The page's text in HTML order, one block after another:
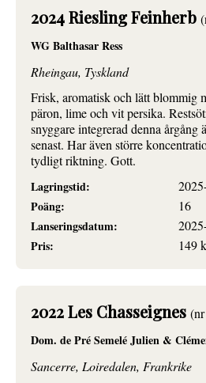
2024 Riesling Feinherb
WG Balthasar Ress
Rheingau, Tyskland
Frisk, aromatisk och lätt blommig
päron, lime och vit persika.
snyggare integrerad denna årgång
senast. Har även större
tydligt riktning. Gott.
Lagringstid:
Poäng:
16
Lanseringsdatum:
Pris:
149
2022 Les Chasseignes
Dom. de Pré Semelé Julien &
Sancerre, Loiredalen, Frankrike